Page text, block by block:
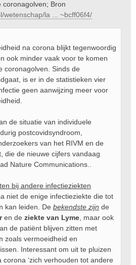
Bron
wetenschap/la ... ~bcff06f4/
na corona blijkt tegenwoordig
ook minder vaak voor te komen
coronagolven. Sinds de
is er in de statistieken vier
geen aanwijzing meer voor
de situatie van individuele
postcovidsyndroom,
van het RIVM en de
die de nieuwe cijfers vandaag
Nature Communications..
bij andere infectieziekten
niet de enige infectieziekte die tot
kan leiden. De bekendste zijn de
en de ziekte van Lyme , maar ook
de patiënt blijven zitten met
zoals vermoeidheid en
Interessant om uit te pluizen
corona ‘zich verhouden tot andere